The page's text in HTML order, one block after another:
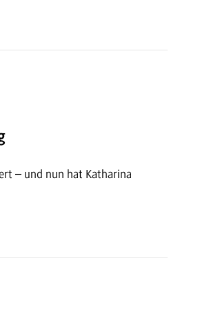
– und nun hat Katharina